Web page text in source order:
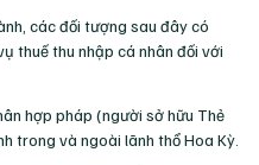
các đối tượng sau đây có
thuế thu nhập cá nhân đối với
hợp pháp (người sở hữu Thẻ
trong và ngoài lãnh thổ Hoa Kỳ.